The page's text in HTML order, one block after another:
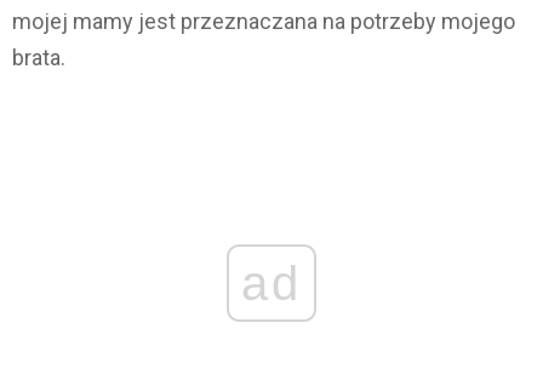
mojej mamy jest przeznaczana na potrzeby mojego
brata.
ad